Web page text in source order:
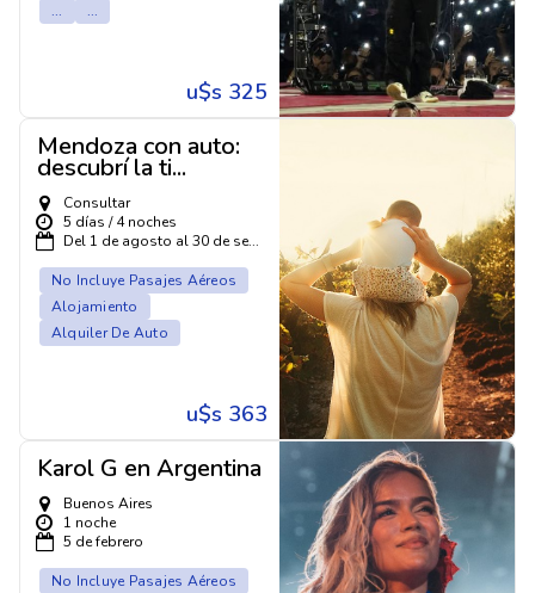
...
...
u$s 325
Mendoza con auto:
descubrí la ti...
Consultar
5 días / 4 noches
Del 1 de agosto al 30 de se...
No Incluye Pasajes Aéreos
Alojamiento
Alquiler De Auto
u$s 363
Karol G en Argentina
Buenos Aires
1 noche
5 de febrero
No Incluye Pasajes Aéreos